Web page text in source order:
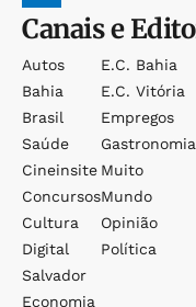
Canais e
Autos
Bahia
Brasil
Saúde
Cineinsite
Concursos
Cultura
Digital
Salvador
Economia
E.c. Bahia
E.c. Vitória
Empregos
Gastronomia
Muito
Mundo
Opinião
Política